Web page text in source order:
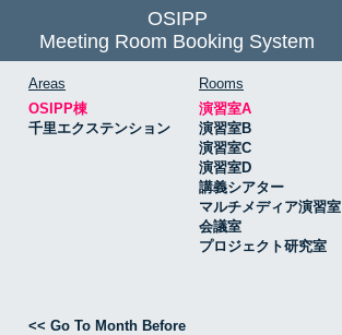
OSIPP
Meeting Room Booking System
Areas
OSIPP棟
千里エクステンション
Rooms
演習室A
演習室B
演習室C
演習室D
講義シアター
マルチメディア演習室
会議室
プロジェクト研究室
<< Go To Month Before